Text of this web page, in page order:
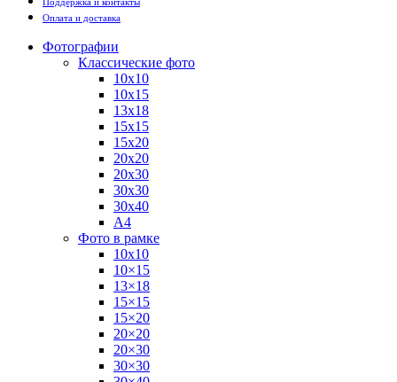
Оплата и доставка
Фотографии
Классические фото
10х10
10х15
13х18
15х15
15х20
20х20
20х30
30х30
30х40
А4
Фото в рамке
10х10
10×15
13×18
15×15
15×20
20×20
20×30
30×30